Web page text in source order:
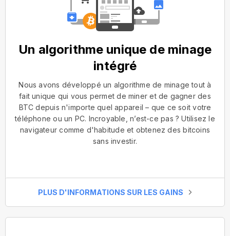
Un algorithme unique de minage
intégré
Nous avons développé un algorithme de minage tout à
fait unique qui vous permet de miner et de gagner des
BTC depuis n'importe quel appareil – que ce soit votre
téléphone ou un PC. Incroyable, n’est-ce pas ? Utilisez le
navigateur comme d'habitude et obtenez des bitcoins
sans investir.
PLUS D'INFORMATIONS SUR LES GAINS